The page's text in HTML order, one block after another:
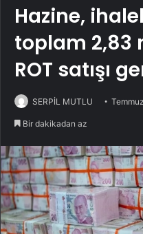
Hazine,
toplam 2,83
ROT satışı
SERPİL MUTLU
Bir dakikadan az